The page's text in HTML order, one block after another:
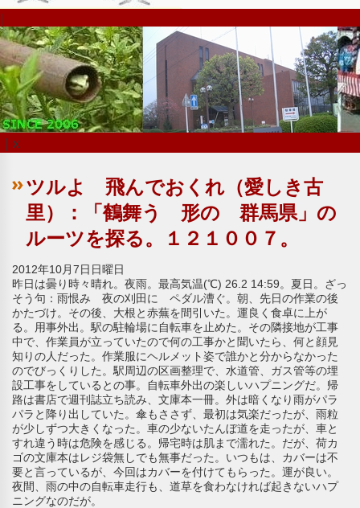
｜x
ツルよ 飛んでおくれ（愛しき古
里）：「鶴舞う 形の 群馬県」の
ルーツを探る。１２１００７。
2012年10月7日日曜日
昨日は曇り時々晴れ。夜雨。最高気温(℃) 26.2 14:59。夏日。ざっ
そう句：雨恨み 夜の刈田に ペダル漕ぐ。朝、先日の作業の後
かたづけ。その後、大根と赤蕪を間引いた。運良く食卓に上が
る。用事外出。駅の駐輪場に自転車を止めた。その隣接地が工事
中で、作業員が立っていたので何の工事かと聞いたら、何と顔見
知りの人だった。作業服にヘルメット姿で誰かと分からなかった
のでびっくりした。駅周辺の区画整理で、水道管、ガス管等の埋
設工事をしているとの事。自転車外出の楽しいハプニングだ。帰
路は書店で週刊誌立ち読み、文庫本一冊。外は暗くなり雨がパラ
パラと降り出していた。傘もささず、最初は気楽だったが、雨粒
が少しずつ大きくなった。車の少ないたんぼ道を走ったが、車と
すれ違う時は危険を感じる。帰宅時は肌まで濡れた。だが、荷カ
ゴの文庫本はレジ袋無しでも無事だった。いつもは、カバーは不
要と言っているが、今回はカバーを付けてもらった。運が良い。
夜間、雨の中の自転車走行も、道草を食わなければ起きないハプ
ニングなのだが。